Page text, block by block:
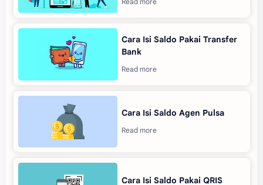
Cara Isi Saldo Pakai Transfer
Bank
Cara Isi Saldo Agen Pulsa
Cara Isi Saldo Pakai QRIS